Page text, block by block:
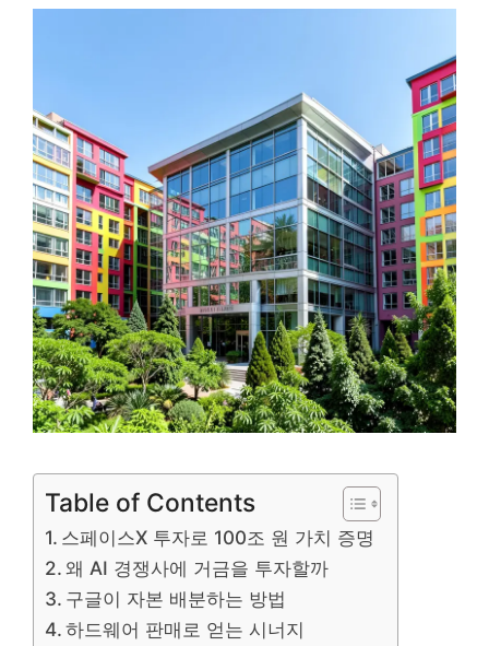
Table of Contents
스페이스X 투자로 100조 원 가치 증명
왜 AI 경쟁사에 거금을 투자할까
구글이 자본 배분하는 방법
하드웨어 판매로 얻는 시너지